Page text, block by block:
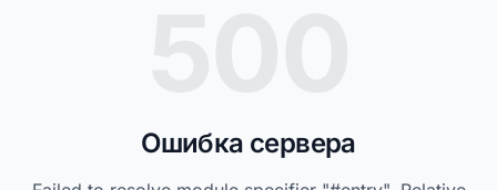
Ошибка сервера